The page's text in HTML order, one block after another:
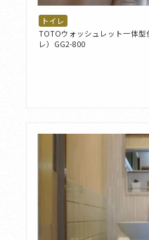
トイレ
TOTOウォッシュレット一体型
レ）GG2-800